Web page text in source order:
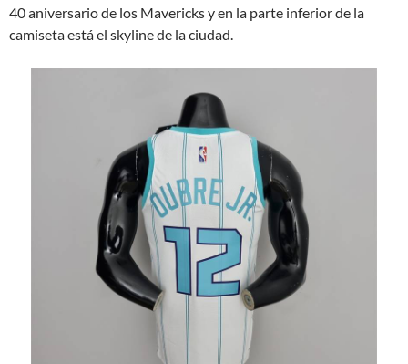
40 aniversario de los Mavericks y en la parte inferior de la
camiseta está el skyline de la ciudad.